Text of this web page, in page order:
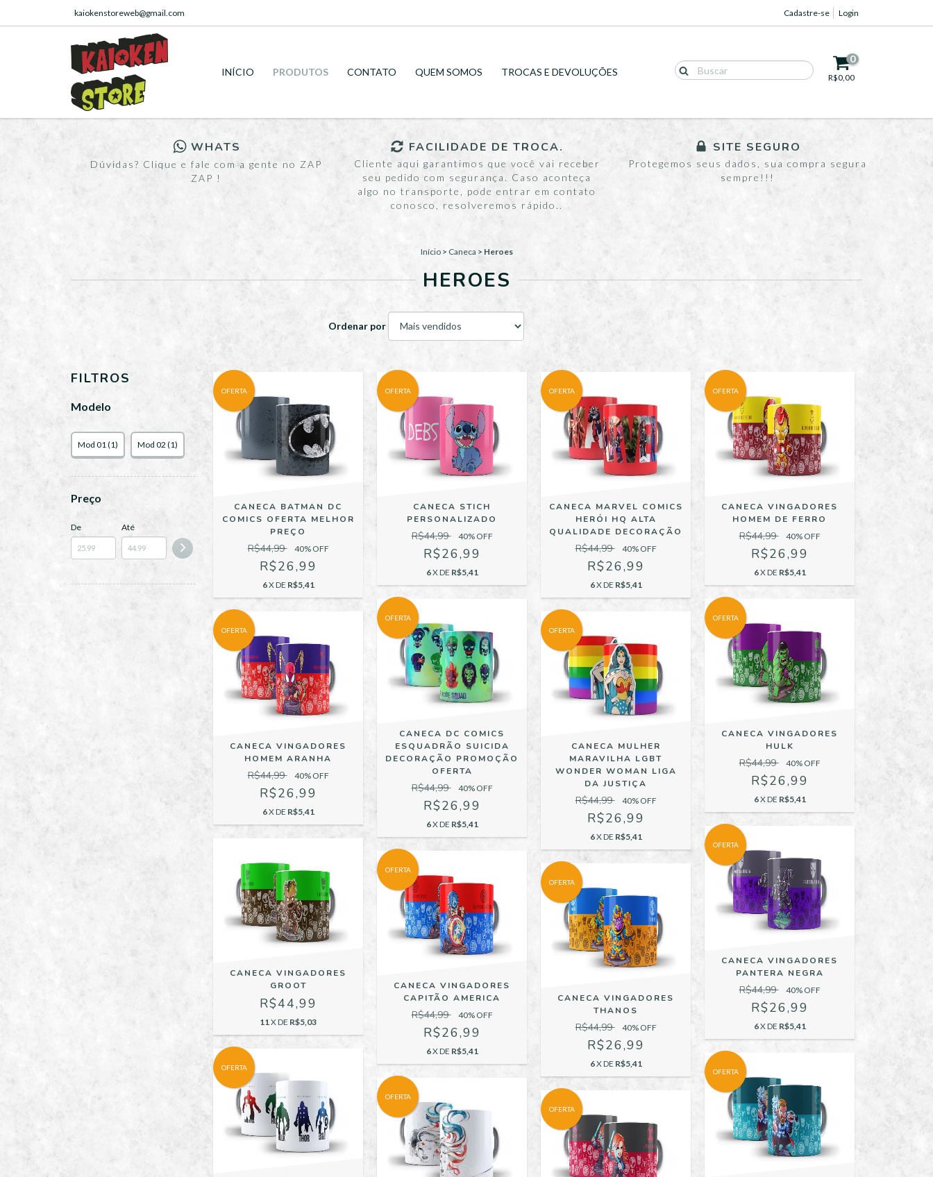
kaiokenstoreweb@gmail.com Cadastre-se Login
INÍCIO PRODUTOS CONTATO QUEM SOMOS TROCAS E DEVOLUÇÕES
0
R$0,00
WHATS
Dúvidas? Clique e fale com a gente no ZAP
ZAP !
FACILIDADE DE TROCA.
Cliente aqui garantimos que você vai receber
seu pedido com segurança. Caso aconteça
algo no transporte, pode entrar em contato
conosco, resolveremos rápido..
SITE SEGURO
Protegemos seus dados, sua compra segura
sempre!!!
Início > Caneca > Heroes
HEROES
Ordenar por
FILTROS
Modelo
Mod 01 (1) Mod 02 (1)
Preço
De Até
OFERTA
CANECA BATMAN DC
COMICS OFERTA MELHOR
PREÇO
R$44,99 40% OFF
R$26,99
6X DE R$5,41
OFERTA
CANECA STICH
PERSONALIZADO
R$44,99 40% OFF
R$26,99
6X DE R$5,41
OFERTA
CANECA MARVEL COMICS
HERÓI HQ ALTA
QUALIDADE DECORAÇÃO
R$44,99 40% OFF
R$26,99
6X DE R$5,41
OFERTA
CANECA VINGADORES
HOMEM DE FERRO
R$44,99 40% OFF
R$26,99
6X DE R$5,41
OFERTA
CANECA VINGADORES
HOMEM ARANHA
R$44,99 40% OFF
R$26,99
6X DE R$5,41
OFERTA
CANECA DC COMICS
ESQUADRÃO SUICIDA
DECORAÇÃO PROMOÇÃO
OFERTA
R$44,99 40% OFF
R$26,99
6X DE R$5,41
OFERTA
CANECA MULHER
MARAVILHA LGBT
WONDER WOMAN LIGA
DA JUSTIÇA
R$44,99 40% OFF
R$26,99
6X DE R$5,41
OFERTA
CANECA VINGADORES
HULK
R$44,99 40% OFF
R$26,99
6X DE R$5,41
CANECA VINGADORES
GROOT
R$44,99
11 X DE R$5,03
OFERTA
CANECA VINGADORES
CAPITÃO AMERICA
R$44,99 40% OFF
R$26,99
6X DE R$5,41
OFERTA
CANECA VINGADORES
THANOS
R$44,99 40% OFF
R$26,99
6X DE R$5,41
OFERTA
CANECA VINGADORES
PANTERA NEGRA
R$44,99 40% OFF
R$26,99
6X DE R$5,41
OFERTA
OFERTA
OFERTA
OFERTA